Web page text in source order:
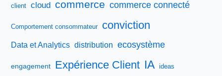
qu’il
qualifié.
client cloud commerce commerce connecté
Comportement consommateur conviction
Data et Analytics distribution ecosystème
engagement Expérience Client IA ideas